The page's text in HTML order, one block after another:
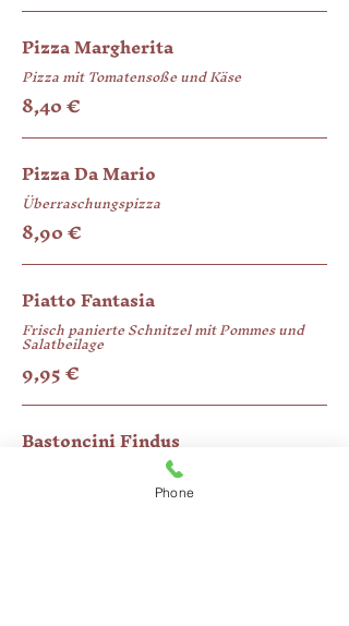
Pizza Margherita
Pizza mit Tomatensoße und Käse
8,40 €
Pizza Da Mario
Überraschungspizza
8,90 €
Piatto Fantasia
Frisch panierte Schnitzel mit Pommes und
9,95 €
Bastoncini Findus
Phone